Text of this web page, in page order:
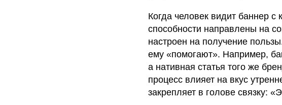
Когда человек видит баннер с
способности направлены на
настроен на получение
ему «помогают». Например,
а нативная статья того же
процесс влияет на вкус
закрепляет в голове связку: